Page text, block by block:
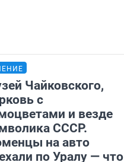
Чайковского,
с
и везде
СССР.
на авто
по Уралу — что